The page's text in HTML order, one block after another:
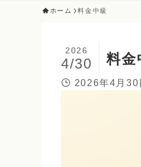
ホーム 料金中級
料金
2026
4/30
2026年4月30